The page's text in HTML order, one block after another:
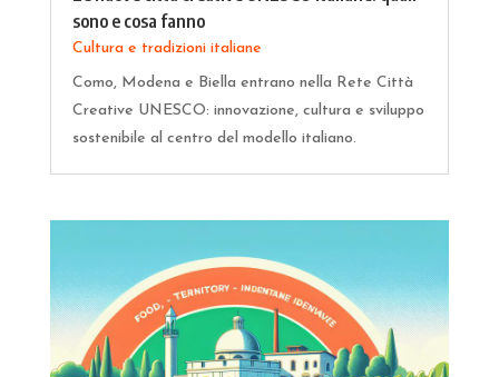
sono e cosa fanno
Cultura e tradizioni italiane
Como, Modena e Biella entrano nella Rete Città
Creative UNESCO: innovazione, cultura e sviluppo
sostenibile al centro del modello italiano.